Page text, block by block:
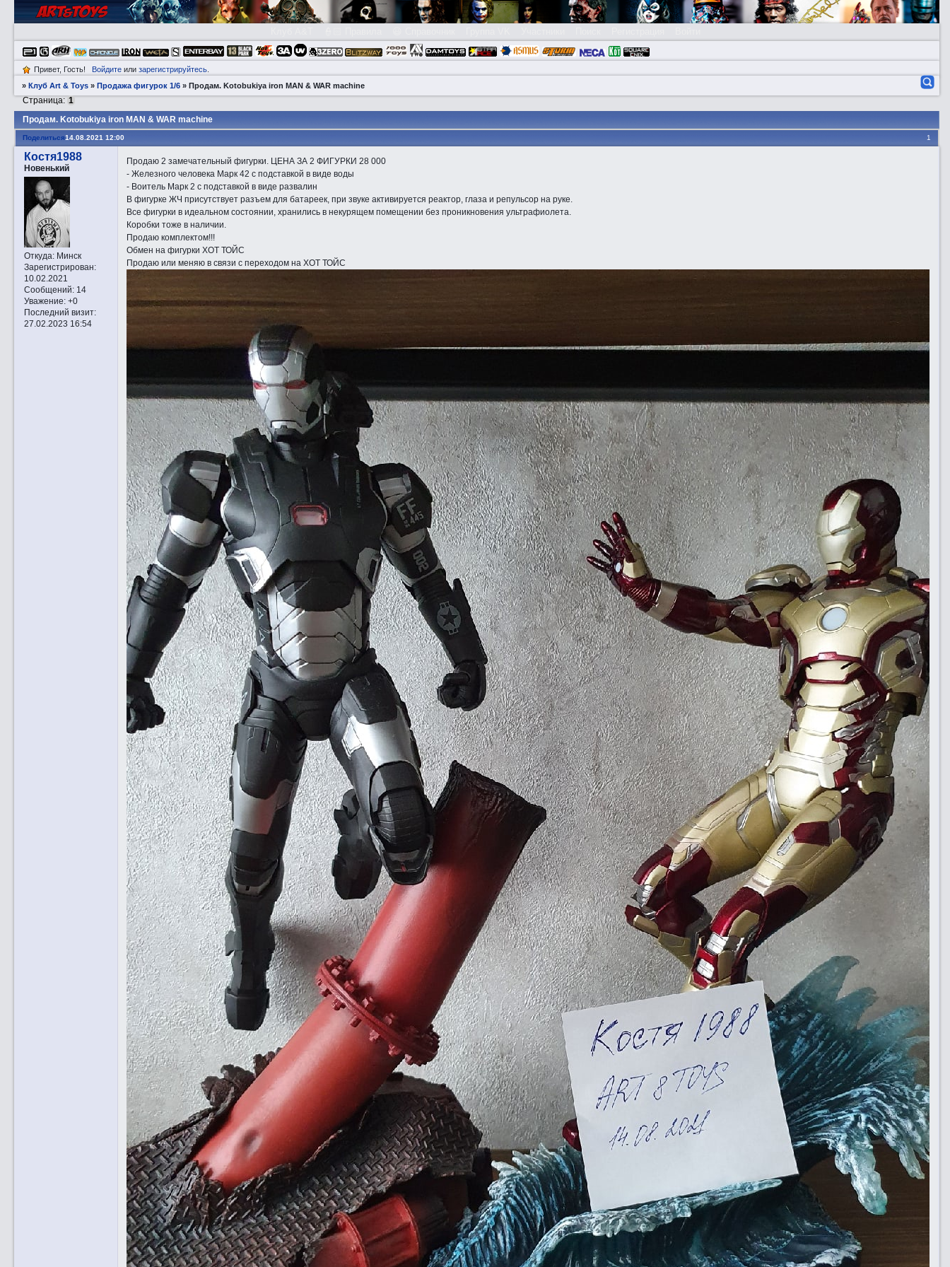
Привет, Гость! Войдитеили зарегистрируйтесь.
»Клуб Art & Toys »Продажа фигурок 1/6 »Прoдам. Kotobukiya iron MAN & WAR machine
Прoдам. Kotobukiya iron MAN & WAR machine
Страница: 1
Поделиться 1
14.08.2021 12:00
Костя1988
Новенький
Откуда:Минск
Зарегистрирован:
10.02.2021
Сообщений:14
Уважение: +0
Последний визит:
27.02.2023 16:54
Продаю 2 замечательный фигурки. ЦЕНА ЗА 2 ФИГУРКИ 28 000
- Железного человека Марк 42 с подставкой в виде воды
- Воитель Марк 2 с подставкой в виде развалин
В фигурке ЖЧ присутствует разъем для батареек, при звуке активируется реактор, глаза и репульсор на руке.
Все фигурки в идеальном состоянии, хранились в некурящем помещении без проникновения ультрафиолета.
Коробки тоже в наличии.
Продаю комплектом!!!
Обмен на фигурки ХОТ ТОЙС
Продаю или меняю в связи с переходом на ХОТ ТОЙС